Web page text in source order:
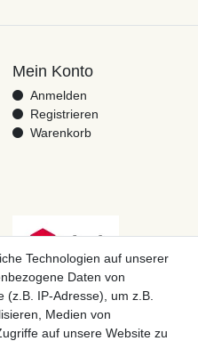
Mein Konto
Anmelden
Registrieren
Warenkorb
Technologien auf unserer
Daten von
(z.B. IP-Adresse), um z.B.
Medien von
auf unsere Website zu